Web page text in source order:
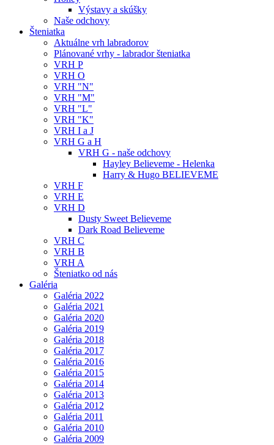
Výstavy a skúšky
Naše odchovy
Šteniatka
Aktuálne vrh labradorov
Plánované vrhy - labrador šteniatka
VRH P
VRH O
VRH "N"
VRH "M"
VRH "L"
VRH "K"
VRH I a J
VRH G a H
VRH G - naše odchovy
Hayley Believeme - Helenka
Harry & Hugo BELIEVEME
VRH F
VRH E
VRH D
Dusty Sweet Believeme
Dark Road Believeme
VRH C
VRH B
VRH A
Šteniatko od nás
Galéria
Galéria 2022
Galéria 2021
Galéria 2020
Galéria 2019
Galéria 2018
Galéria 2017
Galéria 2016
Galéria 2015
Galéria 2014
Galéria 2013
Galéria 2012
Galéria 2011
Galéria 2010
Galéria 2009